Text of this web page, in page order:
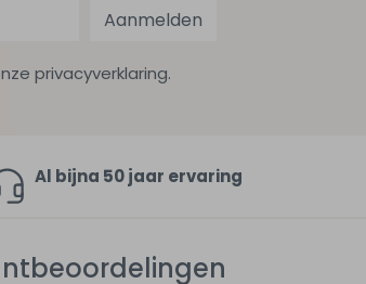
Aanmelden
privacyverklaring.
Al bijna 50 jaar ervaring